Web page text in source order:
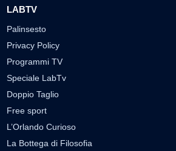
LABTV
Palinsesto
Privacy Policy
Programmi TV
Speciale LabTv
Doppio Taglio
Free sport
L’Orlando Curioso
La Bottega di Filosofia